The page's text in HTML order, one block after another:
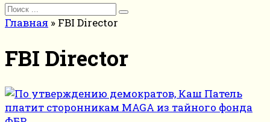
Search
for:
Главная » FBI Director
FBI Director